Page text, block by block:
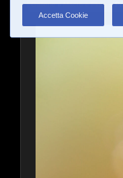
Accetta Cookie
Gallerie»Macro e Flora »